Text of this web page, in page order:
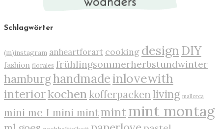
Schlagwörter
(m)instagram anheartforart cooking designDIY
fashion florales frühlingsommerherbstundwinter
hamburghandmadeinlovewith
interiorkochenkofferpackenliving mallorca
mini me I mini mintmintmint montag